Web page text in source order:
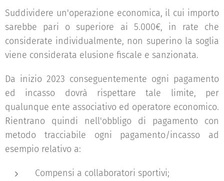
Suddividere un'operazione economica, il cui importo
sarebbe pari o superiore ai 5.000€, in rate che
considerate individualmente, non superino la soglia
viene considerata elusione fiscale e sanzionata.
Da inizio 2023 conseguentemente ogni pagamento
ed incasso dovrà rispettare tale limite, per
qualunque ente associativo ed operatore economico.
Rientrano quindi nell'obbligo di pagamento con
metodo tracciabile ogni pagamento/incasso ad
esempio relativo a:
Compensi a collaboratori sportivi;